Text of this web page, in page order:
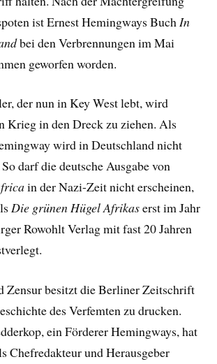
ist Ernest Hemingways Buch In
bei den Verbrennungen im Mai
geworfen worden.
der nun in Key West lebt, wird
Krieg in den Dreck zu ziehen. Als
wird in Deutschland nicht
darf die deutsche Ausgabe von
in der Nazi-Zeit nicht erscheinen,
Die grünen Hügel Afrikaserst im Jahr
Rowohlt Verlag mit fast 20 Jahren
Zensur besitzt die Berliner Zeitschrift
des Verfemten zu drucken.
ein Förderer Hemingways, hat
Chefredakteur und Herausgeber